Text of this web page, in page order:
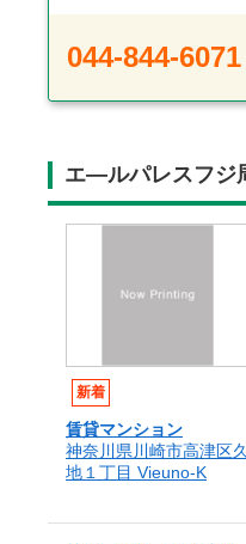
044-844-6071
エ―ルパレスフジ
新着
賃貸マンション
神奈川県川崎市高津区久
地１丁目 Vieuno-K